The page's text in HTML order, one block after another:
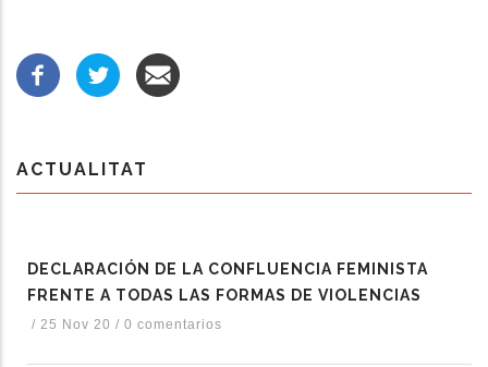
ACTUALITAT
DECLARACIÓN DE LA CONFLUENCIA FEMINISTA
FRENTE A TODAS LAS FORMAS DE VIOLENCIAS
/ 25 Nov 20 / 0 comentarios